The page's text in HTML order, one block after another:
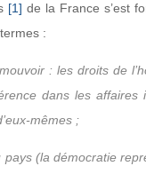
[1]de la France s’est
:
: les droits de
dans les affaires
mêmes ;
(la démocratie